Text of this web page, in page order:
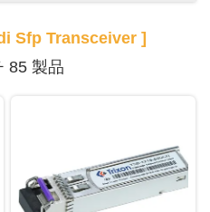
Sfp Transceiver ]
85 製品